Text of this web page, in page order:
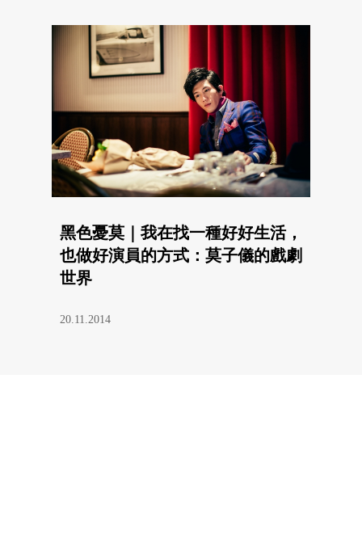
黑色憂莫｜我在找一種好好生活，
也做好演員的方式：莫子儀的戲劇
世界
20.11.2014